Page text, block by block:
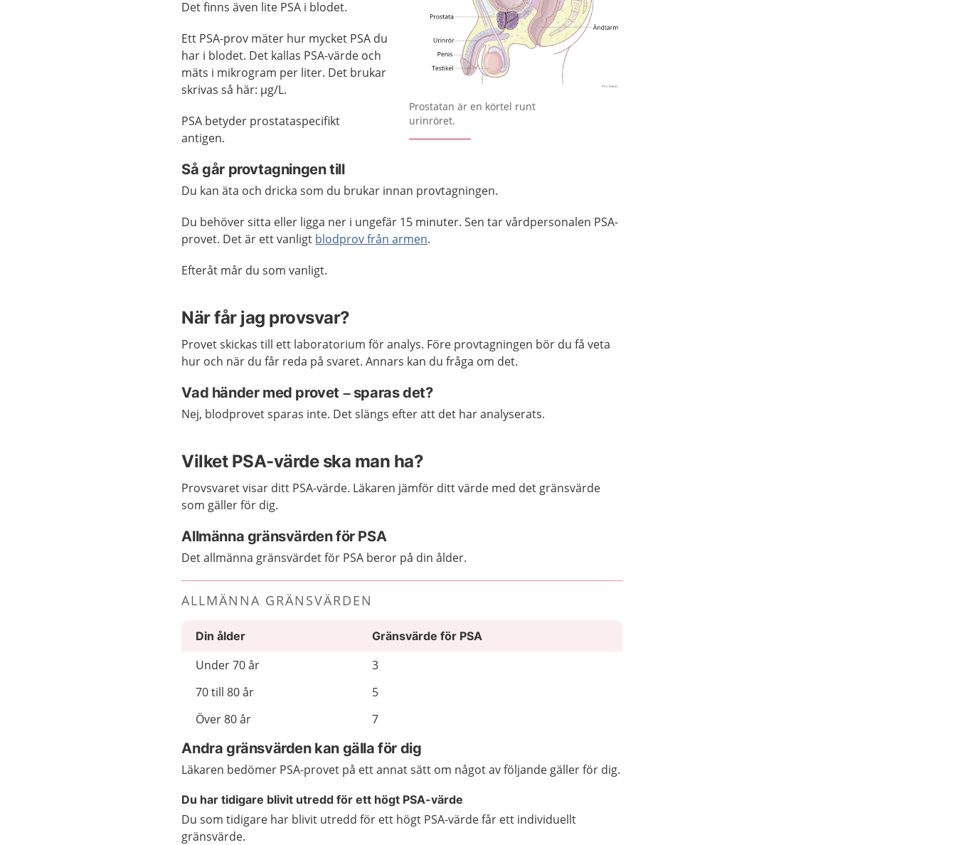
Förstora bilden
Prostatan är en körtel runt
urinröret.
Det finns även lite PSA i blodet.
Ett PSA-prov mäter hur mycket PSA du
har i blodet. Det kallas PSA-värde och
mäts i mikrogram per liter. Det brukar
skrivas så här: µg/L.
PSA betyder prostataspecifikt
antigen.
Så går provtagningen till
Du kan äta och dricka som du brukar innan provtagningen.
Du behöver sitta eller ligga ner i ungefär 15 minuter. Sen tar vårdpersonalen PSA-
provet. Det är ett vanligt blodprov från armen.
Efteråt mår du som vanligt.
När får jag provsvar?
Provet skickas till ett laboratorium för analys. Före provtagningen bör du få veta
hur och när du får reda på svaret. Annars kan du fråga om det.
Vad händer med provet – sparas det?
Nej, blodprovet sparas inte. Det slängs efter att det har analyserats.
Vilket PSA-värde ska man ha?
Provsvaret visar ditt PSA-värde. Läkaren jämför ditt värde med det gränsvärde
som gäller för dig.
Allmänna gränsvärden för PSA
Det allmänna gränsvärdet för PSA beror på din ålder.
ALLMÄNNA GRÄNSVÄRDEN
Din ålder Gränsvärde för PSA
Under 70 år
3
70 till 80 år
5
Över 80 år
7
Andra gränsvärden kan gälla för dig
Läkaren bedömer PSA-provet på ett annat sätt om något av följande gäller för dig.
Du har tidigare blivit utredd för ett högt PSA-värde
Du som tidigare har blivit utredd för ett högt PSA-värde får ett individuellt
gränsvärde.